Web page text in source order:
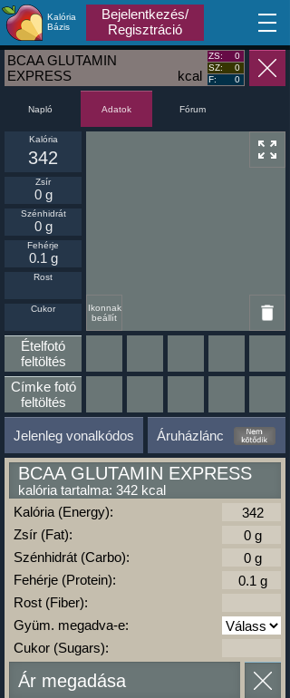
Kalória
Bázis
Bejelentkezés/
Regisztráció
MA
kcal
BCAA GLUTAMIN
EXPRESS
ZS:
0
SZ:
0
F:
0
Napló Adatok Fórum
Ikonnak
beállít
Kalória
342
Zsír
0 g
Szénhidrát
0 g
Fehérje
0.1 g
Rost
Cukor
Ételfotó
feltöltés
Címke fotó
feltöltés
Jelenleg vonalkódos Áruházlánc
BCAA GLUTAMIN EXPRESS
kalória tartalma: 342 kcal
Kalória (Energy):
Zsír (Fat):
Szénhidrát (Carbo):
Fehérje (Protein):
Rost (Fiber):
Gyüm. megadva-e:
Cukor (Sugars):
Ár megadása